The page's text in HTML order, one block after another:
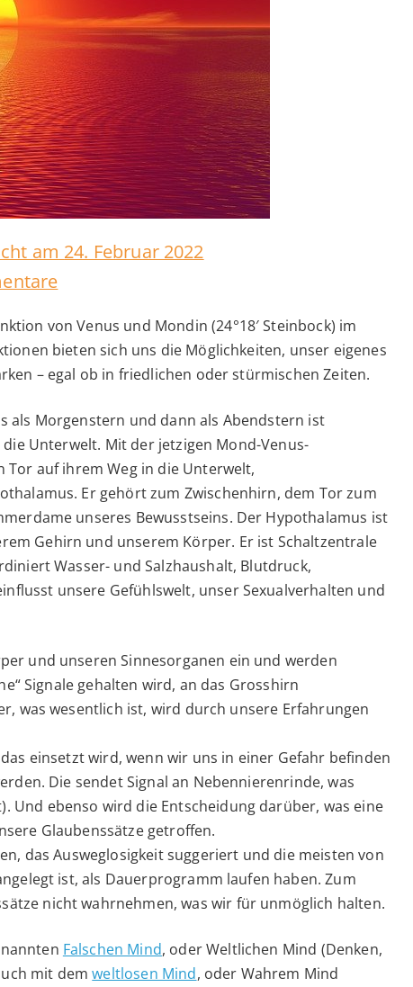
am 24. Februar 2022
zu
am
2.
von Venus und Mondin (24°18′ Steinbock) im
bieten sich uns die Möglichkeiten, unser eigenes
– egal ob in friedlichen oder stürmischen Zeiten.
als Morgenstern und dann als Abendstern ist
Unterwelt. Mit der jetzigen Mond-Venus-
auf ihrem Weg in die Unterwelt,
Er gehört zum Zwischenhirn, dem Tor zum
unseres Bewusstseins. Der Hypothalamus ist
Gehirn und unserem Körper. Er ist Schaltzentrale
Wasser- und Salzhaushalt, Blutdruck,
unsere Gefühlswelt, unser Sexualverhalten und
und unseren Sinnesorganen ein und werden
Signale gehalten wird, an das Grosshirn
was wesentlich ist, wird durch unsere Erfahrungen
einsetzt wird, wenn wir uns in einer Gefahr befinden
Die sendet Signal an Nebennierenrinde, was
Und ebenso wird die Entscheidung darüber, was eine
Glaubenssätze getroffen.
das Ausweglosigkeit suggeriert und die meisten von
ist, als Dauerprogramm laufen haben. Zum
nicht wahrnehmen, was wir für unmöglich halten.
Falschen Mind, oder Weltlichen Mind (Denken,
mit demweltlosen Mind, oder Wahrem Mind